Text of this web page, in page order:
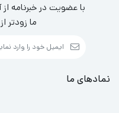
با عضویت در خبرنامه
ما زودتر
نمادهای ما